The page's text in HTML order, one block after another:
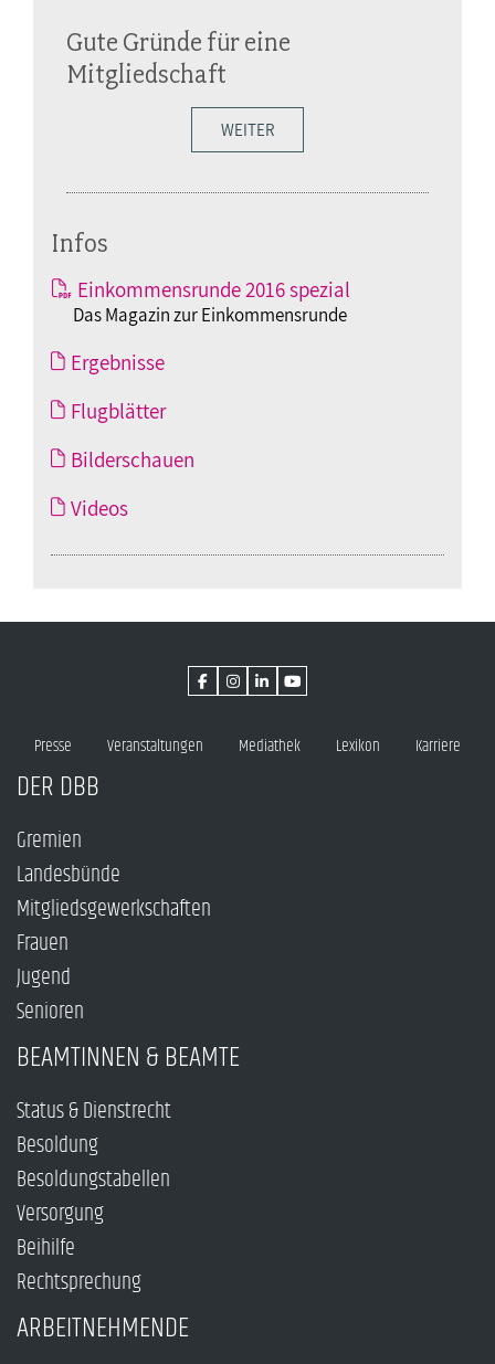
Gute Gründe für eine
Mitgliedschaft
WEITER
Infos
Einkommensrunde 2016 spezial
Das Magazin zur Einkommensrunde
Ergebnisse
Flugblätter
Bilderschauen
Videos
Presse Veranstaltungen Mediathek Lexikon Karriere
DER DBB
Gremien
Landesbünde
Mitgliedsgewerkschaften
Frauen
Jugend
Senioren
BEAMTINNEN & BEAMTE
Status & Dienstrecht
Besoldung
Besoldungstabellen
Versorgung
Beihilfe
Rechtsprechung
ARBEITNEHMENDE